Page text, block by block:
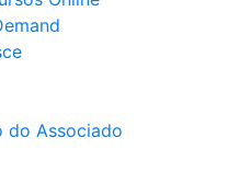
do Associado